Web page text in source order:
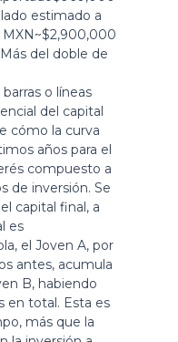
estimado a
MXN~$2,900,000
del doble de
o líneas
del capital
cómo la curva
años para el
compuesto a
de inversión. Se
capital final, a
es
el Joven A, por
antes, acumula
B, habiendo
en total. Esta es
más que la